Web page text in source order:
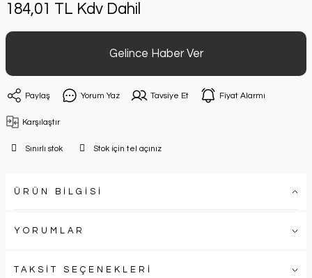
184,01 TL Kdv Dahil
Gelince Haber Ver
Paylaş Yorum Yaz Tavsiye Et Fiyat Alarmı
Karşılaştır
Sınırlı stok Stok için tel açınız
ÜRÜN BİLGİSİ
YORUMLAR
TAKSİT SEÇENEKLERİ